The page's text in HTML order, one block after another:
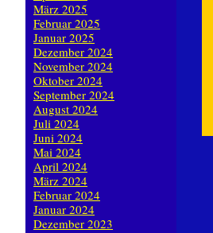
März 2025
Februar 2025
Januar 2025
Dezember 2024
November 2024
Oktober 2024
September 2024
August 2024
Juli 2024
Juni 2024
Mai 2024
April 2024
März 2024
Februar 2024
Januar 2024
Dezember 2023